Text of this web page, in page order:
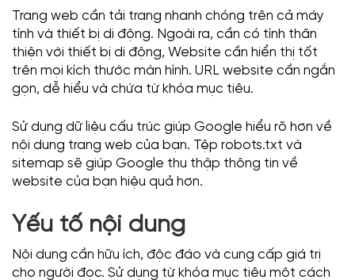
Trang web cần tải trang nhanh chóng trên cả máy
tính và thiết bị di động. Ngoài ra, cần có tính thân
thiện với thiết bị di động, Website cần hiển thị tốt
trên mọi kích thước màn hình. URL website cần ngắn
gọn, dễ hiểu và chứa từ khóa mục tiêu.
Sử dụng dữ liệu cấu trúc giúp Google hiểu rõ hơn về
nội dung trang web của bạn. Tệp robots.txt và
sitemap sẽ giúp Google thu thập thông tin về
website của bạn hiệu quả hơn.
Yếu tố nội dung
Nội dung cần hữu ích, độc đáo và cung cấp giá trị
cho người đọc. Sử dụng từ khóa mục tiêu một cách